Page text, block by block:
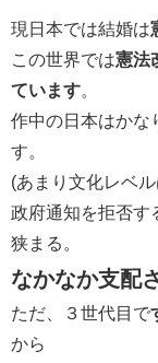
現日本では結婚は
この世界では憲法
ています。
作中の日本はかな
す。
(あまり文化レベ
政府通知を拒否す
狭まる。
なかなか支配
ただ、３世代目で
から